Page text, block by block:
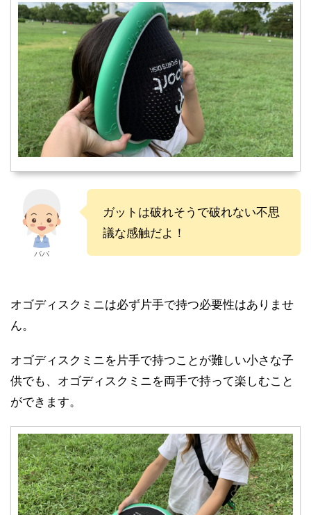
パパ
ガットは破れそうで破れない不思
議な感触だよ！
オゴディスクミニは必ず片手で持つ必要性はありませ
ん。
オゴディスクミニを片手で持つことが難しい小さな子
供でも、 オゴディスクミニを両手で持って楽しむこと
ができます。